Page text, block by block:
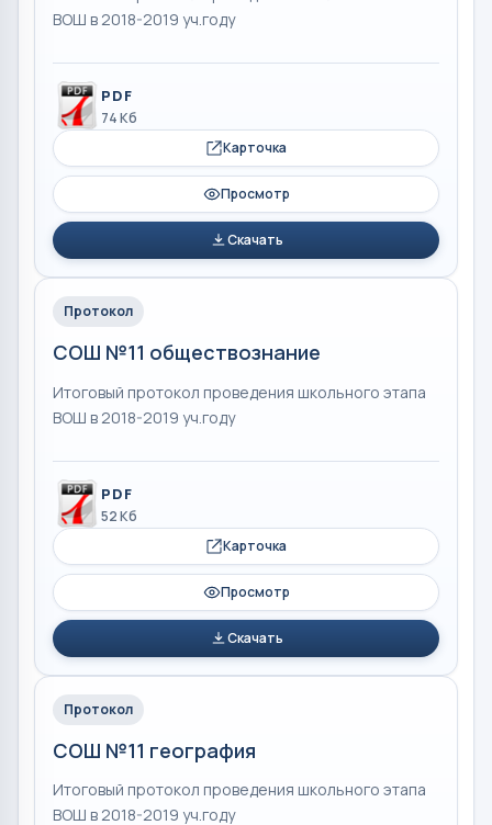
ВОШ в 2018-2019 уч.году
PDF
74 Кб
Карточка
Просмотр
Скачать
Протокол
СОШ №11 обществознание
Итоговый протокол проведения школьного этапа
ВОШ в 2018-2019 уч.году
PDF
52 Кб
Карточка
Просмотр
Скачать
Протокол
СОШ №11 география
Итоговый протокол проведения школьного этапа
ВОШ в 2018-2019 уч.году